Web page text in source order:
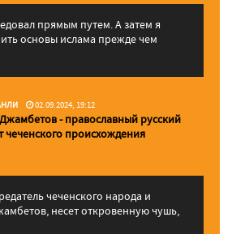
прямым путем. А затем я
основы ислама прежде чем
02.09.2024, 19:12
- православный русский
чеченского происхождения
чеченского народа и
несет откровенную чушь,